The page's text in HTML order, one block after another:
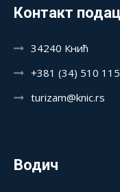
Контакт
34240 Кнић
+381 (34) 510 115
turizam@knic.rs
Водич